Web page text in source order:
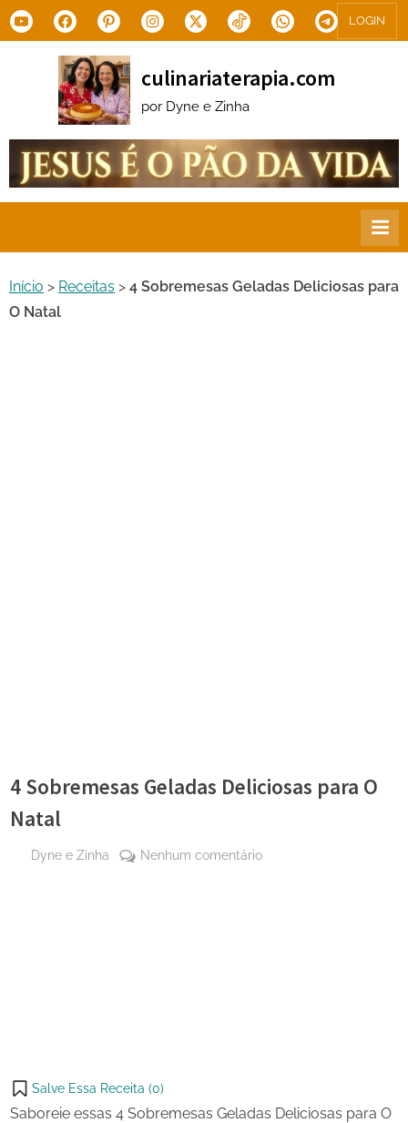
Skip
to
YoutubeFacebookPinterestInstagram
X.com Tiktok WhatsAppTelegram
LOGIN
culinariaterapia.com
por Dyne e Zinha
Início > Receitas > 4 Sobremesas Geladas Deliciosas para
O Natal
4 Sobremesas Geladas Deliciosas para O
Natal
By
Dyne e Zinha Nenhum comentárioem
on
X
Salve Essa Receita (0)
Saboreie essas 4 Sobremesas Geladas Deliciosas para O